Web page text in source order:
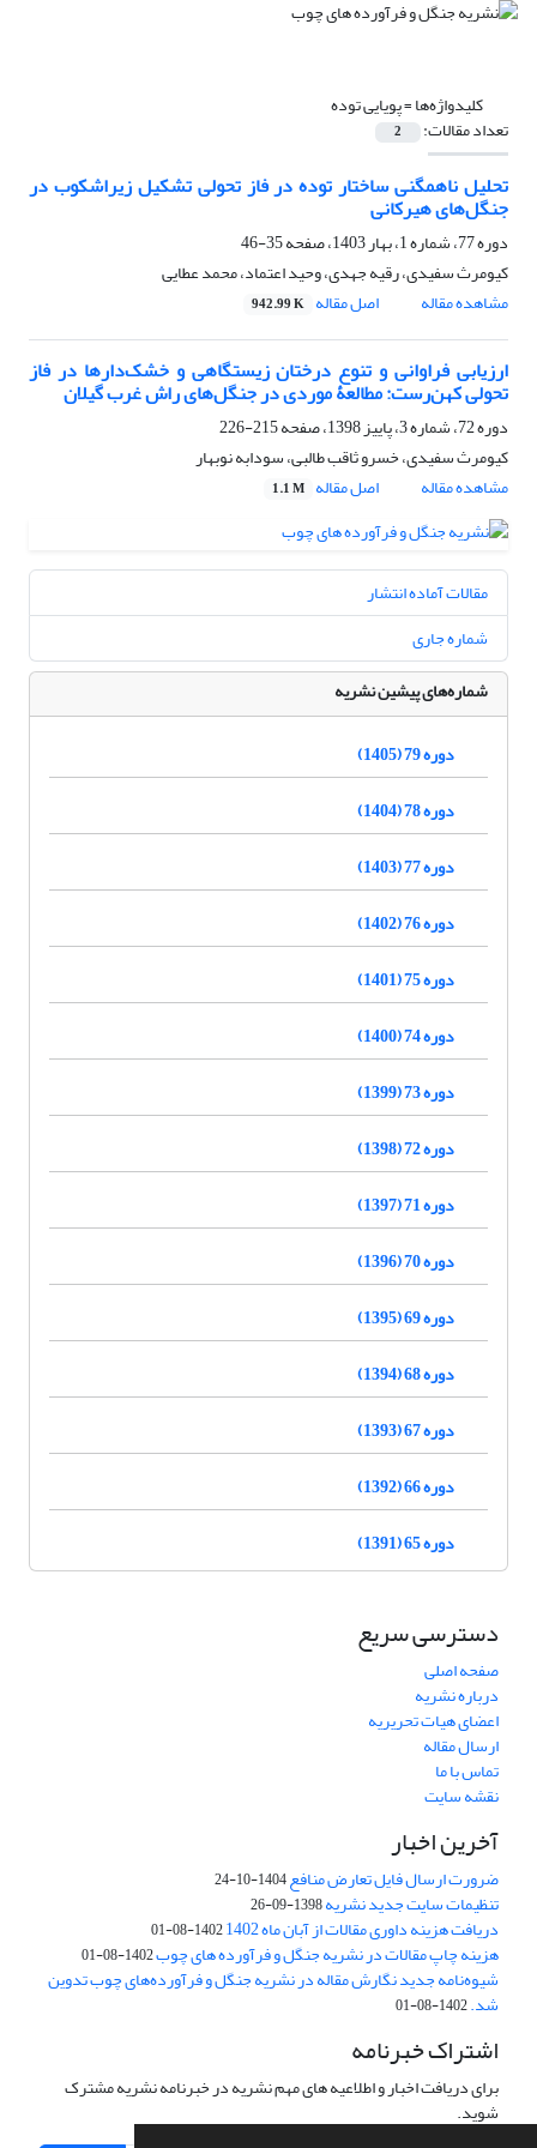
کلیدواژه‌ها =پویایی توده
تعداد مقالات: 2
تحلیل ناهمگنی ساختار توده در فاز تحولی تشکیل زیراشکوب در
جنگل‌های هیرکانی
دوره 77، شماره 1، بهار 1403، صفحه
35-46
کیومرث سفیدی، رقیه جهدی، وحید اعتماد، محمد عطایی
مشاهده مقاله
اصل مقاله 942.99 K
ارزیابی فراوانی و تنوع درختان زیستگاهی و خشک‌دارها در فاز
تحولی کهن‌رست: مطالعۀ موردی در جنگل‌های راش غرب گیلان
دوره 72، شماره 3، پاییز 1398، صفحه
215-226
کیومرث سفیدی، خسرو ثاقب طالبی، سودابه نوبهار
مشاهده مقاله
اصل مقاله 1.1 M
مقالات آماده انتشار
شماره جاری
شماره‌های پیشین نشریه
دوره 79 (1405)
دوره 78 (1404)
دوره 77 (1403)
دوره 76 (1402)
دوره 75 (1401)
دوره 74 (1400)
دوره 73 (1399)
دوره 72 (1398)
دوره 71 (1397)
دوره 70 (1396)
دوره 69 (1395)
دوره 68 (1394)
دوره 67 (1393)
دوره 66 (1392)
دوره 65 (1391)
دسترسی سریع
صفحه اصلی
درباره نشریه
اعضای هیات تحریریه
ارسال مقاله
تماس با ما
نقشه سایت
آخرین اخبار
ضرورت ارسال فایل تعارض منافع1404-10-24
تنظیمات سایت جدید نشریه1398-09-26
دریافت هزینه داوری مقالات از آبان ماه 1402 1402-08-01
هزینه چاپ مقالات در نشریه جنگل و فرآورده های چوب1402-08-01
شیوه‌نامه جدید نگارش مقاله در نشریه جنگل و فرآورده‌های چوب تدوین
شد.1402-08-01
اشتراک خبرنامه
برای دریافت اخبار و اطلاعیه های مهم نشریه در خبرنامه نشریه مشترک
شوید.